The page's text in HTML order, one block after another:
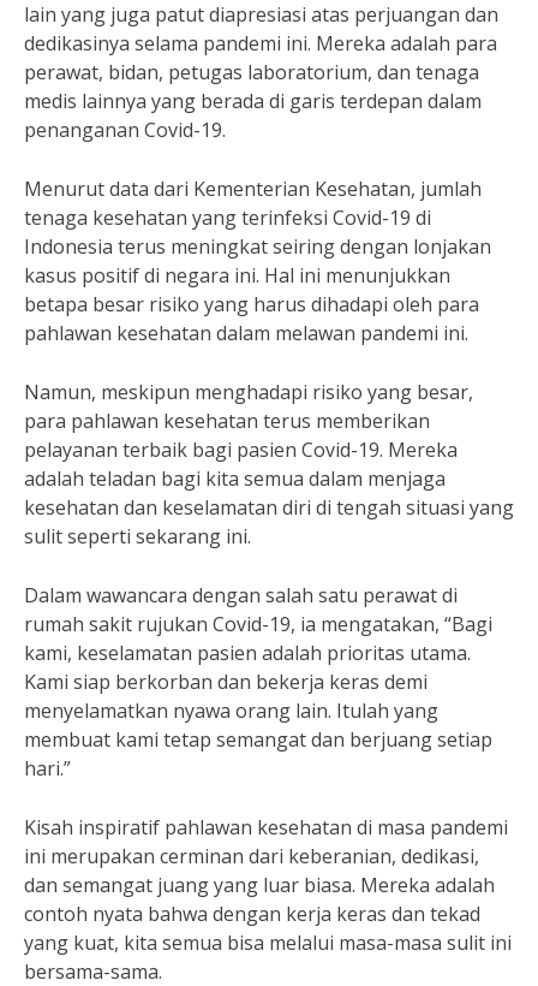
lain yang juga patut diapresiasi atas perjuangan dan
dedikasinya selama pandemi ini. Mereka adalah para
perawat, bidan, petugas laboratorium, dan tenaga
medis lainnya yang berada di garis terdepan dalam
penanganan Covid-19.
Menurut data dari Kementerian Kesehatan, jumlah
tenaga kesehatan yang terinfeksi Covid-19 di
Indonesia terus meningkat seiring dengan lonjakan
kasus positif di negara ini. Hal ini menunjukkan
betapa besar risiko yang harus dihadapi oleh para
pahlawan kesehatan dalam melawan pandemi ini.
Namun, meskipun menghadapi risiko yang besar,
para pahlawan kesehatan terus memberikan
pelayanan terbaik bagi pasien Covid-19. Mereka
adalah teladan bagi kita semua dalam menjaga
kesehatan dan keselamatan diri di tengah situasi yang
sulit seperti sekarang ini.
Dalam wawancara dengan salah satu perawat di
rumah sakit rujukan Covid-19, ia mengatakan, “Bagi
kami, keselamatan pasien adalah prioritas utama.
Kami siap berkorban dan bekerja keras demi
menyelamatkan nyawa orang lain. Itulah yang
membuat kami tetap semangat dan berjuang setiap
hari.”
Kisah inspiratif pahlawan kesehatan di masa pandemi
ini merupakan cerminan dari keberanian, dedikasi,
dan semangat juang yang luar biasa. Mereka adalah
contoh nyata bahwa dengan kerja keras dan tekad
yang kuat, kita semua bisa melalui masa-masa sulit ini
bersama-sama.